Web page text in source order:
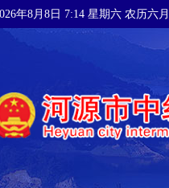
年8月8日 7:14 星期六 农历六